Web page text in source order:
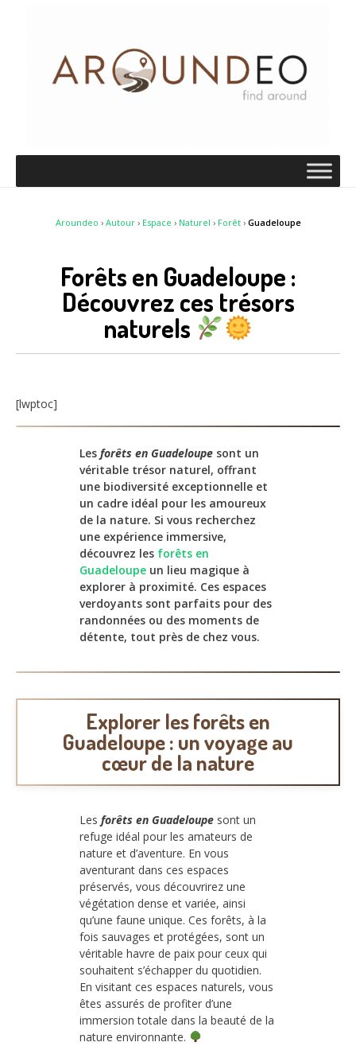
Aroundeo › Autour› Espace › Naturel › Forêt› Guadeloupe
Forêts en Guadeloupe :
Découvrez ces trésors
naturels
[lwptoc]
Les forêts en Guadeloupe sont un
véritable trésor naturel, offrant
une biodiversité exceptionnelle et
un cadre idéal pour les amoureux
de la nature. Si vous recherchez
une expérience immersive,
découvrez les forêts en
Guadeloupe un lieu magique à
explorer à proximité. Ces espaces
verdoyants sont parfaits pour des
randonnées ou des moments de
détente, tout près de chez vous.
Explorer les forêts en
Guadeloupe : un voyage au
cœur de la nature
Les forêts en Guadeloupe sont un
refuge idéal pour les amateurs de
nature et d’aventure. En vous
aventurant dans ces espaces
préservés, vous découvrirez une
végétation dense et variée, ainsi
qu’une faune unique. Ces forêts, à la
fois sauvages et protégées, sont un
véritable havre de paix pour ceux qui
souhaitent s’échapper du quotidien.
En visitant ces espaces naturels, vous
êtes assurés de profiter d’une
immersion totale dans la beauté de la
nature environnante.